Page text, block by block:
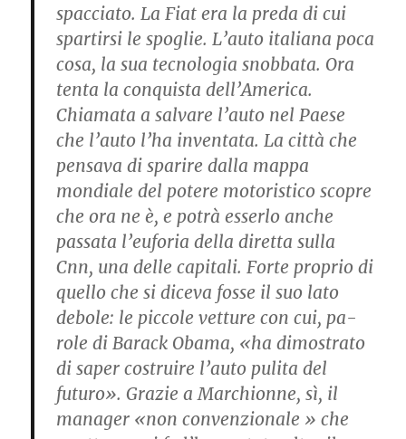
spacciato. La Fiat era la pre­da di cui
spartirsi le spo­glie. L’auto italiana poca
co­sa, la sua tecnologia snob­bata. Ora
tenta la conqui­sta dell’America.
Chiamata a salvare l’auto nel Paese
che l’auto l’ha inventata. La città che
pensava di sparire dalla mappa
mondiale del potere motoristico scopre
che ora ne è, e potrà esser­lo anche
passata l’euforia della diretta sulla
Cnn, una delle capitali. Forte pro­prio di
quello che si diceva fosse il suo lato
debole: le piccole vetture con cui, pa­
role di Barack Obama, «ha dimostrato
di saper costrui­re l’auto pulita del
futuro». Grazie a Marchionne, sì, il
manager «non convenzio­nale » che